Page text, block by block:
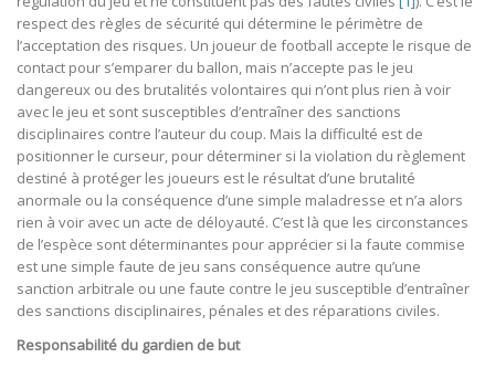
respect des règles de sécurité qui détermine le périmètre de
l’acceptation des risques. Un joueur de football accepte le risque de
contact pour s’emparer du ballon, mais n’accepte pas le jeu
dangereux ou des brutalités volontaires qui n’ont plus rien à voir
avec le jeu et sont susceptibles d’entraîner des sanctions
disciplinaires contre l’auteur du coup. Mais la difficulté est de
positionner le curseur, pour déterminer si la violation du règlement
destiné à protéger les joueurs est le résultat d’une brutalité
anormale ou la conséquence d’une simple maladresse et n’a alors
rien à voir avec un acte de déloyauté. C’est là que les circonstances
de l’espèce sont déterminantes pour apprécier si la faute commise
est une simple faute de jeu sans conséquence autre qu’une
sanction arbitrale ou une faute contre le jeu susceptible d’entraîner
des sanctions disciplinaires, pénales et des réparations civiles.
Responsabilité du gardien de but